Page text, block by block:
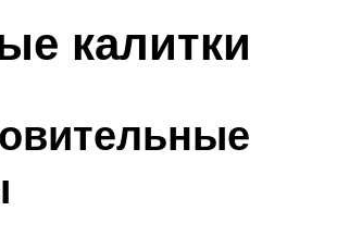
калитки